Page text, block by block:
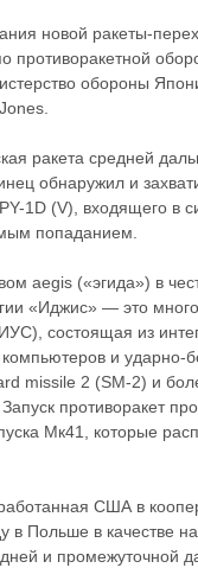
новой ракеты-
противоракетной
обороны
ракета средней
обнаружил и
1D (V), входящего в
попаданием.
aegis («эгида») в
«Иджис» — это
состоящая из
и ударно-
missile 2 (SM-2) и
противоракет
Мк41, которые
США в
в Польше в качестве
и промежуточной